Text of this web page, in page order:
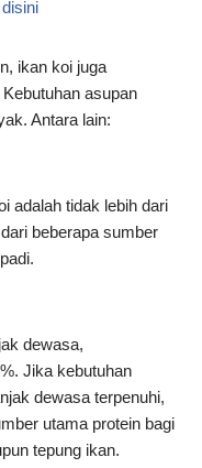
ikan koi juga
asupan
Antara lain:
adalah tidak lebih dari
beberapa sumber
dewasa,
Jika kebutuhan
dewasa terpenuhi,
utama protein bagi
tepung ikan.